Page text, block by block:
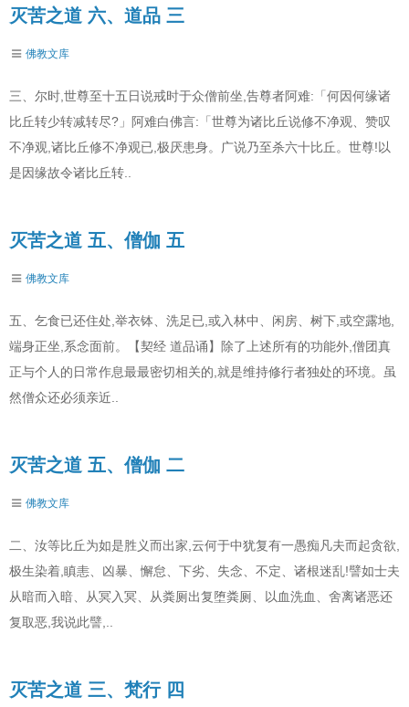
灭苦之道 六、道品 三
佛教文库
三、尔时,世尊至十五日说戒时于众僧前坐,告尊者阿难:「何因何缘诸
比丘转少转减转尽?」阿难白佛言:「世尊为诸比丘说修不净观、赞叹
不净观,诸比丘修不净观已,极厌患身。广说乃至杀六十比丘。世尊!以
是因缘故令诸比丘转..
灭苦之道 五、僧伽 五
佛教文库
五、乞食已还住处,举衣钵、洗足已,或入林中、闲房、树下,或空露地,
端身正坐,系念面前。【契经 道品诵】除了上述所有的功能外,僧团真
正与个人的日常作息最最密切相关的,就是维持修行者独处的环境。虽
然僧众还必须亲近..
灭苦之道 五、僧伽 二
佛教文库
二、汝等比丘为如是胜义而出家,云何于中犹复有一愚痴凡夫而起贪欲,
极生染着,瞋恚、凶暴、懈怠、下劣、失念、不定、诸根迷乱!譬如士夫
从暗而入暗、从冥入冥、从粪厕出复堕粪厕、以血洗血、舍离诸恶还
复取恶,我说此譬,..
灭苦之道 三、梵行 四